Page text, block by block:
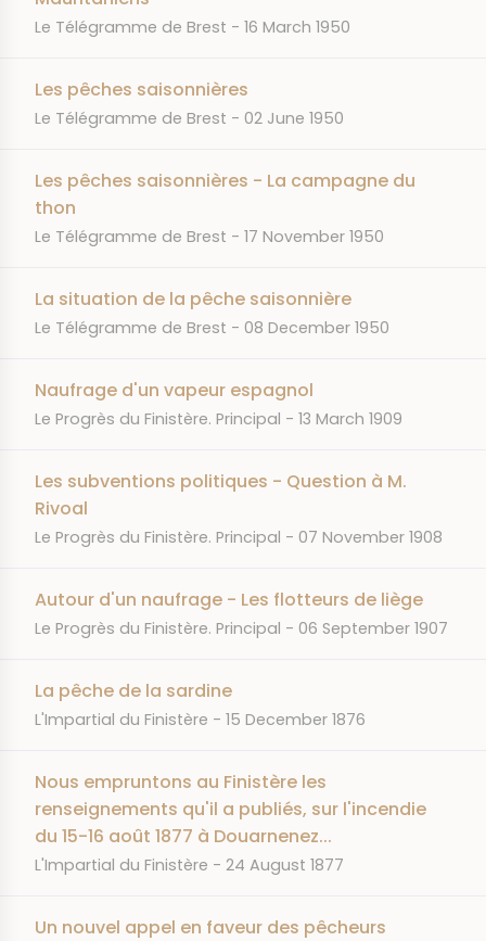
JOURNAL
Le Télégramme de Brest DATE
16 March 1950
Les pêches saisonnières
JOURNAL
Le Télégramme de Brest DATE
02 June 1950
Les pêches saisonnières - La campagne du
thon
JOURNAL
Le Télégramme de Brest DATE
17 November 1950
La situation de la pêche saisonnière
JOURNAL
Le Télégramme de Brest DATE
08 December 1950
Naufrage d'un vapeur espagnol
JOURNAL
Le Progrès du Finistère. Principal DATE
13 March 1909
Les subventions politiques - Question à M.
Rivoal
JOURNAL
Le Progrès du Finistère. Principal DATE
07 November 1908
Autour d'un naufrage - Les flotteurs de liège
JOURNAL
Le Progrès du Finistère. Principal DATE
06 September 1907
La pêche de la sardine
JOURNAL
L'Impartial du Finistère DATE
15 December 1876
Nous empruntons au Finistère les
renseignements qu'il a publiés, sur l'incendie
du 15-16 août 1877 à Douarnenez...
JOURNAL
L'Impartial du Finistère DATE
24 August 1877
Un nouvel appel en faveur des pêcheurs